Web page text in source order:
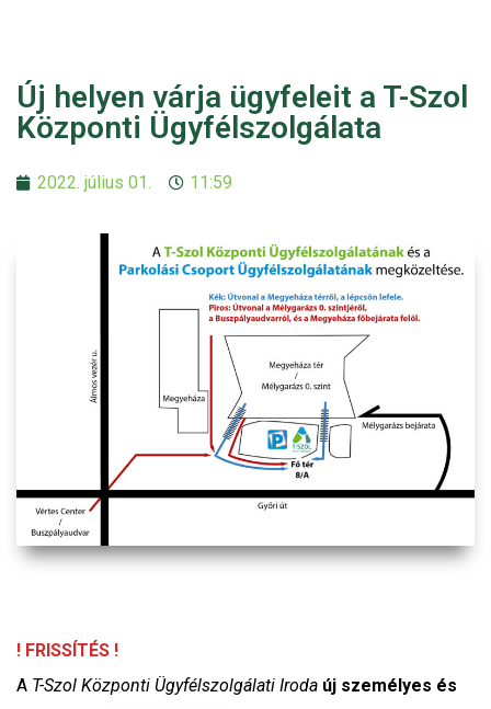
Új helyen várja ügyfeleit a T-Szol
Központi Ügyfélszolgálata
2022. július 01. 11:59
! FRISSÍTÉS !
A T-Szol Központi Ügyfélszolgálati Iroda új személyes és